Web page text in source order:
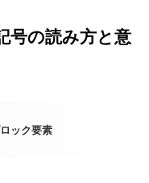
号の読み方と意
ック要素